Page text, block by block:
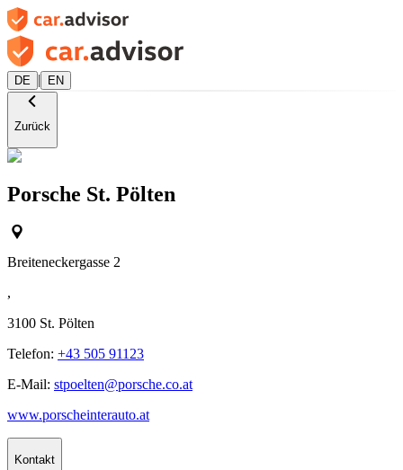
DE | EN
Zurück
Porsche St. Pölten
Breiteneckergasse 2
,
3100 St. Pölten
Telefon: +43 505 91123
E-Mail: stpoelten@porsche.co.at
www.porscheinterauto.at
Kontakt